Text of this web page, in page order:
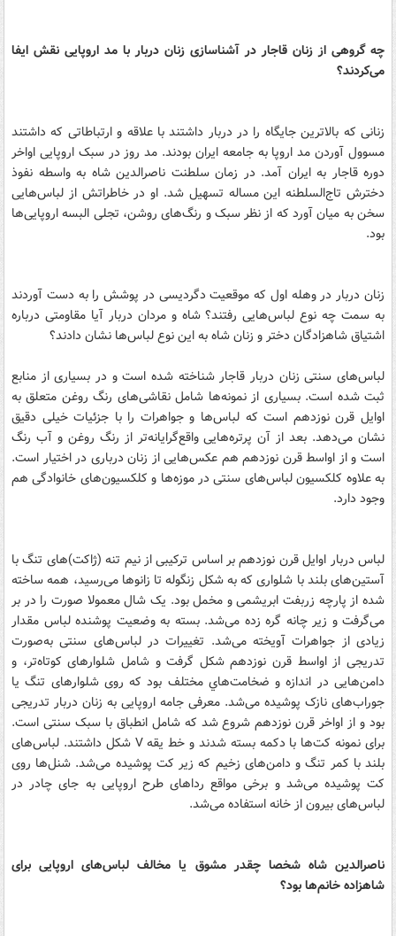
چه گروهی از زنان قاجار در آشناسازی زنان دربار با مد اروپایی نقش ایفا
می‌کردند؟
زنانی که بالا‌ترین جایگاه را در دربار داشتند با علاقه و ارتباطاتی که داشتند
مسوول آوردن مد اروپا به جامعه ایران بودند. مد روز در سبک اروپایی اواخر
دوره قاجار به ایران آمد. در زمان سلطنت ناصرالدین شاه به واسطه نفوذ
دخترش تاج‌السلطنه این مساله تسهیل شد. او در خاطراتش از لباس‌هایی
سخن به میان آورد که از نظر سبک و رنگ‌های روشن، تجلی البسه اروپایی‌ها
بود.
زنان دربار در وهله اول که موقعیت دگردیسی در پوشش را به دست آوردند
به سمت چه نوع لباس‌هایی رفتند؟ شاه و مردان دربار آیا مقاومتی درباره
اشتیاق شاهزادگان دختر و زنان شاه به این نوع لباس‌ها نشان دادند؟
لباس‌های سنتی زنان دربار قاجار شناخته شده است و در بسیاری از منابع
ثبت شده است. بسیاری از نمونه‌ها شامل نقاشی‌های رنگ روغن متعلق به
اوایل قرن نوزدهم است که لباس‌ها و جواهرات را با جزئیات خیلی دقیق
نشان می‌دهد. بعد از آن پرتره‌هایی واقع‌گرایانه‌تر از رنگ روغن و آب رنگ
است و از اواسط قرن نوزدهم هم عکس‌هایی از زنان درباری در اختیار است.
به علاوه کلکسیون لباس‌های سنتی در موزه‌ها و کلکسیون‌های خانوادگی هم
وجود دارد.
لباس دربار اوایل قرن نوزدهم بر اساس ترکیبی از نیم تنه (ژاکت)‌های تنگ با
آستین‌های بلند با شلواری که به شکل زنگوله تا زانو‌ها می‌رسید، همه ساخته
شده از پارچه زربفت ابریشمی و مخمل بود. یک شال معمولا صورت را در بر
می‌گرفت و زیر چانه گره زده می‌شد. بسته به وضعیت پوشنده لباس مقدار
زیادی از جواهرات آویخته می‌شد. تغییرات در لباس‌های سنتی به‌صورت
تدریجی از اواسط قرن نوزدهم شکل گرفت و شامل شلوارهای کوتاه‌تر، و
دامن‌هایی در اندازه و ضخامت‌هاي مختلف بود که روی شلوارهای تنگ یا
جوراب‌های نازک پوشیده می‌شد. معرفی جامه اروپایی به زنان دربار تدریجی
بود و از اواخر قرن نوزدهم شروع شد که شامل انطباق با سبک سنتی است.
برای نمونه کت‌ها با دکمه بسته شدند و خط یقه V شکل داشتند. لباس‌های
بلند با کمر تنگ و دامن‌های زخیم که زیر کت پوشیده می‌شد. شنل‌ها روی
کت پوشیده می‌شد و برخی مواقع رداهای طرح اروپایی به جای چادر در
لباس‌های بیرون از خانه استفاده می‌شد.
ناصرالدین شاه شخصا چقدر مشوق یا مخالف لباس‌های اروپایی برای
شاهزاده خانم‌ها بود؟